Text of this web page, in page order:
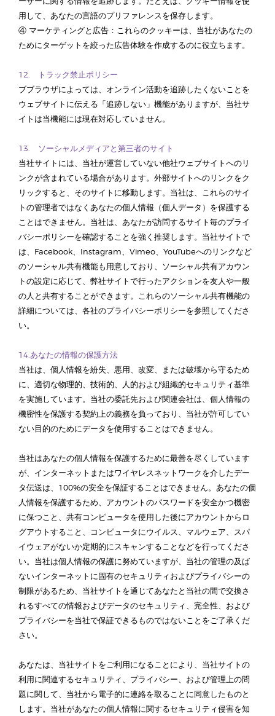
用して、あなたの言語のプリファレンスを保存します。
④ マーケティングと広告：これらのクッキーは、当社があなたの
ためにターゲットを絞った広告体験を作成するのに役立ちます。
12. トラック禁止ポリシー
ブブラウザによっては、オンライン活動を追跡したくないことを
ウェブサイトに伝える「追跡しない」機能がありますが、当社サ
イトは当機能には現在対応していません。
13. ソーシャルメディアと第三者のサイト
当社サイトには、当社が運営していない他社ウェブサイトへのリ
ンクが含まれている場合があります。外部サイトへのリンクをク
リックすると、そのサイトに移動します。当社は、これらのサイ
トの管理者ではなくあなたの個人情報（個人データ）を保護する
ことはできません。当社は、あなたが訪問するサイト毎のプライ
バシーポリシーを確認することを強く推奨します。当社サイトで
は、Facebook、Instagram、Vimeo、YouTubeへのリンクなど
のソーシャル共有機能も用意しており、ソーシャル共有アカウン
トの設定に応じて、弊社サイトで行ったアクションを友人や一般
の人と共有することができます。これらのソーシャル共有機能の
詳細については、各社のプライバシーポリシーを参照してくださ
い。
14.あなたの情報の保護方法
当社は、個人情報を紛失、悪用、改変、または破壊から守るため
に、適切な物理的、技術的、人的および組織的セキュリティ基準
を実施しています。当社の委託先および関連会社は、個人情報の
機密性を保護する契約上の義務を負っており、当社が許可してい
ない目的のためにデータを使用することはできません。
当社はあなたの個人情報を保護するために最善を尽くしています
が、インターネットまたはワイヤレスネットワークを介したデー
タ伝送は、100%の安全を保証することはできません。あなたの個
人情報を保護するため、アカウントのパスワードを安全かつ機密
に保つこと、共有コンピュータを使用した後にアカウントからロ
グアウトすること、コンピュータにウイルス、マルウェア、スパ
イウェアがないか定期的にスキャンすることなどを行ってくださ
い。当社は個人情報の保護に努めていますが、当社の管理の及ば
ないインターネットに固有のセキュリティおよびプライバシーの
制限があるため、当社サイトを通じてあなたと当社の間で交換さ
れるすべての情報およびデータのセキュリティ、完全性、および
プライバシーを当社で保証できるものではないことをご了承くだ
さい。
あなたは、当社サイトをご利用になることにより、当社サイトの
利用に関連するセキュリティ、プライバシー、および管理上の問
題に関して、当社から電子的に連絡を取ることに同意したものと
します。当社があなたの個人情報に関するセキュリティ侵害を知